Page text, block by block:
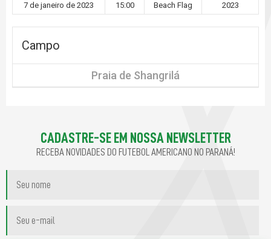
7 de janeiro de 2023 15:00 Beach Flag 2023
Campo
Praia de Shangrilá
CADASTRE-SE EM NOSSA NEWSLETTER
RECEBA NOVIDADES DO FUTEBOL AMERICANO NO PARANÁ!